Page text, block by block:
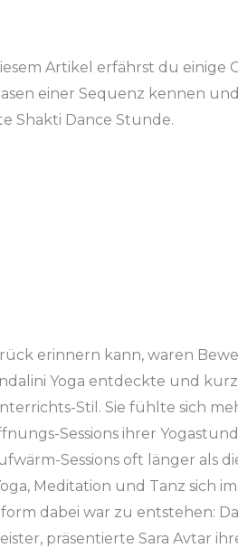
Artikel erfährst du einige
einer Sequenz kennen
Shakti Dance Stunde.
erinnern kann, waren
Yoga entdeckte und
Stil. Sie fühlte sich
Sessions ihrer
Sessions oft länger als
Meditation und Tanz sich
dabei war zu entstehen:
präsentierte Sara Avtar